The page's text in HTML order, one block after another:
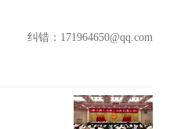
纠错：171964650@qq.com